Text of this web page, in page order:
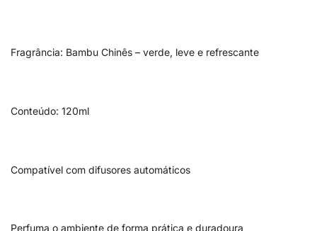
Fragrância: Bambu Chinês – verde, leve e refrescante
Conteúdo: 120ml
Compatível com difusores automáticos
Perfuma o ambiente de forma prática e duradoura